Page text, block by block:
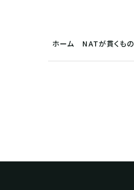
ホーム NATが貫くもの